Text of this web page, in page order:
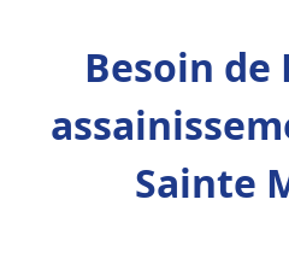
Besoin de
Sainte